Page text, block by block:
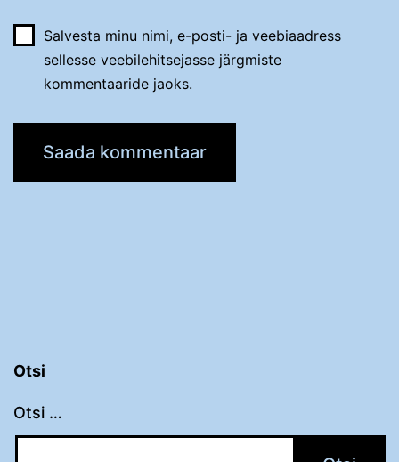
Salvesta minu nimi, e-posti- ja veebiaadress
sellesse veebilehitsejasse järgmiste
kommentaaride jaoks.
Otsi
Otsi …